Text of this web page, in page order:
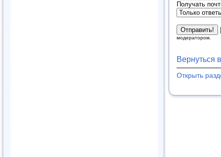
Получать
модератором.
Вернуться
Открыть